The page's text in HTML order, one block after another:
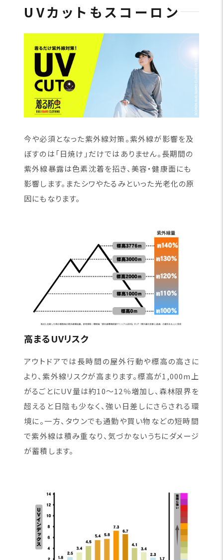
UVカットもスコーロン
今や必須となった紫外線対策。紫外線が影響を及
ぼすのは「日焼け」だけではありません。長期間の
紫外線暴露は色素沈着を招き、美容・健康面にも
影響します。またシワやたるみといった光老化の原
因にもなります。
高まるUVリスク
アウトドアでは長時間の屋外行動や標高の高さに
より、紫外線リスクが高まります。標高が1,000m上
がるごとにUV量は約10〜12％増加し、森林限界を
超えると日陰も少なく、強い日差しにさらされる環
境に。一方、タウンでも通勤や買い物などの短時間
で紫外線は積み重なり、気づかないうちにダメージ
が蓄積します。